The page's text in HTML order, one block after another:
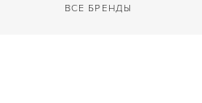
ВСЕ БРЕНДЫ